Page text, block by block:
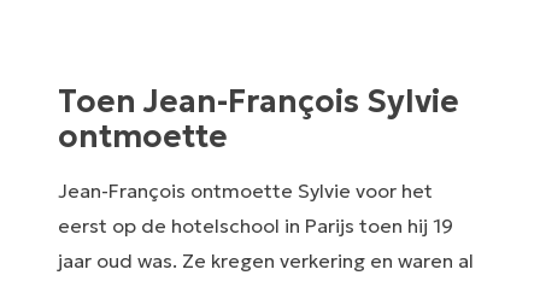
Toen Jean-François Sylvie
ontmoette
Jean-François ontmoette Sylvie voor het
eerst op de hotelschool in Parijs toen hij 19
jaar oud was. Ze kregen verkering en waren al